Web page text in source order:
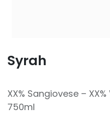
Syrah
XX% Sangiovese –
750ml